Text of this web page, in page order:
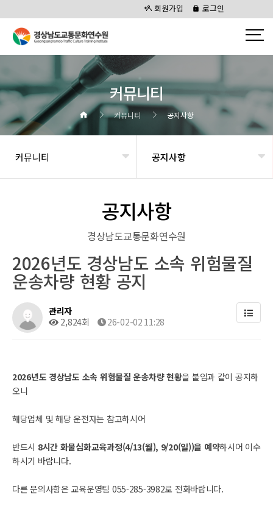
회원가입 로그인
커뮤니티
커뮤니티 공지사항
커뮤니티 공지사항
공지사항
경상남도교통문화연수원
2026년도 경상남도 소속 위험물질
운송차량 현황 공지
관리자
2,824회
26-02-02 11:28
2026년도 경상남도 소속 위험물질 운송차량 현황을 붙임과 같이 공지하
오니
해당업체 및 해당 운전자는 참고하시어
반드시 8시간 화물심화교육과정(4/13(월), 9/20(일))을 예약하시어 이수
하시기 바랍니다.
다른 문의사항은 교육운영팀 055-285-3982로 전화바랍니다.